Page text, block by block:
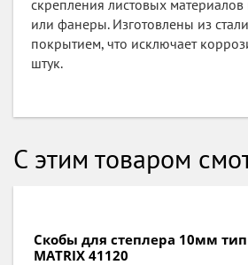
скрепления листовых материалов
или фанеры. Изготовлены из
покрытием, что исключает
штук.
С этим товаром
Скобы закаленные для
1000шт MATRIX 41212